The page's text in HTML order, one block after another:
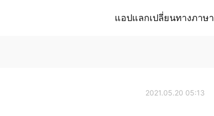
แอปแลกเปลี่ยนทางภาษา
2021.05.20 05:13